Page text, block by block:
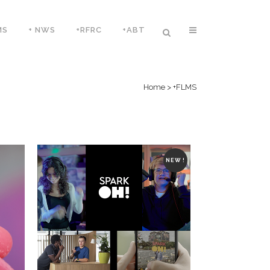
+ NWS +RFRC +ABT
Home > +FLMS
NEW !